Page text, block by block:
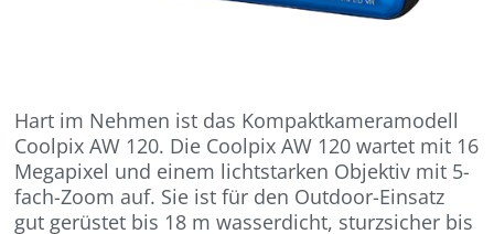
Hart im Nehmen ist das Kompaktkameramodell
Coolpix AW 120. Die Coolpix AW 120 wartet mit 16
Megapixel und einem lichtstarken Objektiv mit 5-
fach-Zoom auf. Sie ist für den Outdoor-Einsatz
gut gerüstet bis 18 m wasserdicht, sturzsicher bis